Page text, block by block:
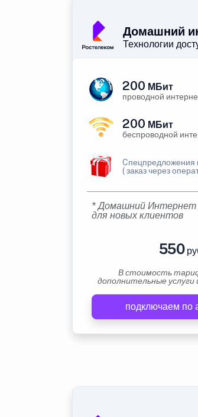
Домашний
Технологии
200 МБит
проводной
200 МБит
беспроводной
Cпецпредложения
( заказ через
* Домашний Интернет
для новых клиентов
550
В стоимость
дополнительные услуги
подключаем по